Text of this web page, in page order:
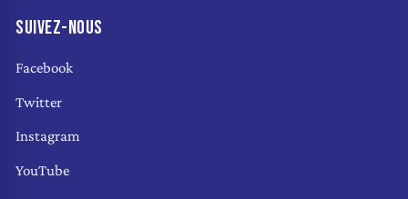
SUIVEZ-NOUS
Facebook
Twitter
Instagram
YouTube